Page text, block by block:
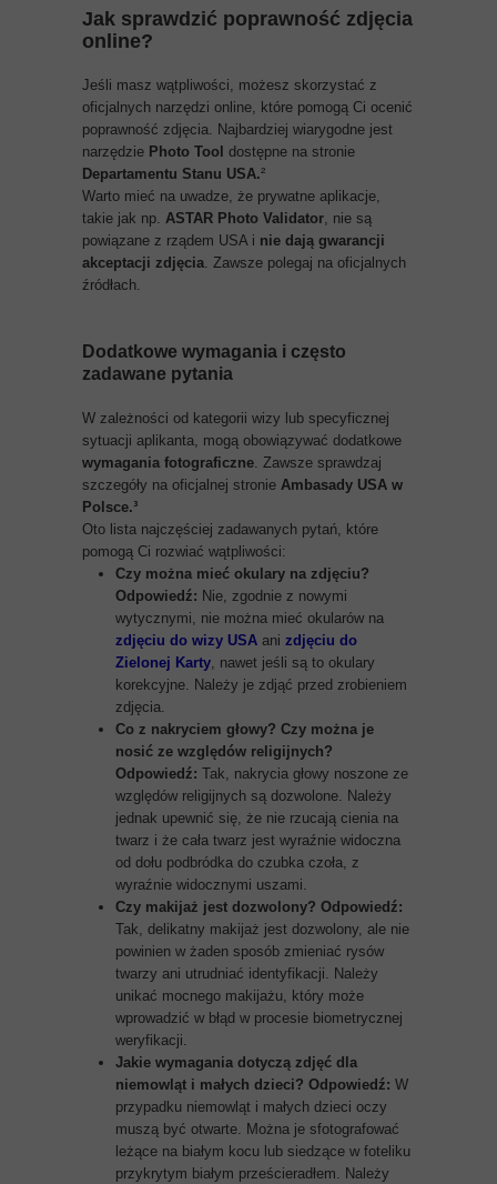
Jak sprawdzić poprawność zdjęcia
online?
Jeśli masz wątpliwości, możesz skorzystać z
oficjalnych narzędzi online, które pomogą Ci ocenić
poprawność zdjęcia. Najbardziej wiarygodne jest
narzędzie Photo Tool dostępne na stronie
Departamentu Stanu USA.²
Warto mieć na uwadze, że prywatne aplikacje,
takie jak np. ASTAR Photo Validator, nie są
powiązane z rządem USA i nie dają gwarancji
akceptacji zdjęcia. Zawsze polegaj na oficjalnych
źródłach.
Dodatkowe wymagania i często
zadawane pytania
W zależności od kategorii wizy lub specyficznej
sytuacji aplikanta, mogą obowiązywać dodatkowe
wymagania fotograficzne. Zawsze sprawdzaj
szczegóły na oficjalnej stronie Ambasady USA w
Polsce.³
Oto lista najczęściej zadawanych pytań, które
pomogą Ci rozwiać wątpliwości:
Czy można mieć okulary na zdjęciu?
Odpowiedź: Nie, zgodnie z nowymi
wytycznymi, nie można mieć okularów na
zdjęciu do wizy USA ani zdjęciu do
Zielonej Karty, nawet jeśli są to okulary
korekcyjne. Należy je zdjąć przed zrobieniem
zdjęcia.
Co z nakryciem głowy? Czy można je
nosić ze względów religijnych?
Odpowiedź: Tak, nakrycia głowy noszone ze
względów religijnych są dozwolone. Należy
jednak upewnić się, że nie rzucają cienia na
twarz i że cała twarz jest wyraźnie widoczna
od dołu podbródka do czubka czoła, z
wyraźnie widocznymi uszami.
Czy makijaż jest dozwolony? Odpowiedź:
Tak, delikatny makijaż jest dozwolony, ale nie
powinien w żaden sposób zmieniać rysów
twarzy ani utrudniać identyfikacji. Należy
unikać mocnego makijażu, który może
wprowadzić w błąd w procesie biometrycznej
weryfikacji.
Jakie wymagania dotyczą zdjęć dla
niemowląt i małych dzieci? Odpowiedź: W
przypadku niemowląt i małych dzieci oczy
muszą być otwarte. Można je sfotografować
leżące na białym kocu lub siedzące w foteliku
przykrytym białym prześcieradłem. Należy